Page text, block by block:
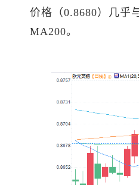
价格（0.8680）几乎
MA200。